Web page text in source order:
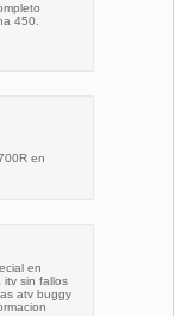
450.
en
en
itv sin fallos
atv buggy